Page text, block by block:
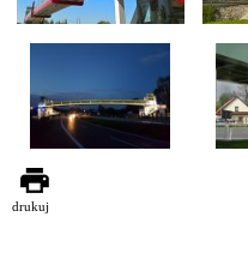
drukuj